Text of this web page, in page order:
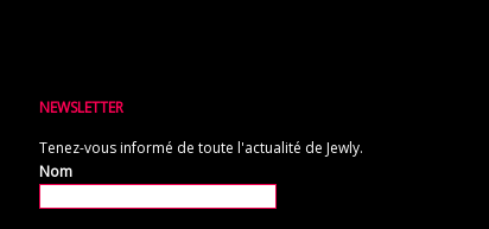
NEWSLETTER
Tenez-vous informé de toute l'actualité de Jewly.
Nom